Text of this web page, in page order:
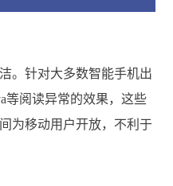
针对大多数智能手机出
等阅读异常的效果，这些
为移动用户开放，不利于